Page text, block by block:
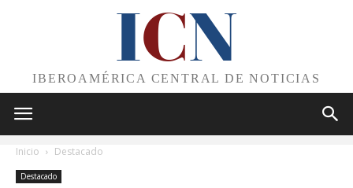
ICN
IBEROAMÉRICA CENTRAL DE NOTICIAS
Inicio Destacado
Destacado